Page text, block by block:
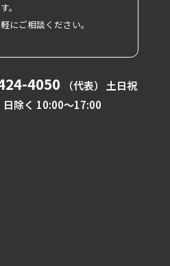
。
にご相談ください。
4050
（代表） 土日祝
日除く 10:00〜17:00